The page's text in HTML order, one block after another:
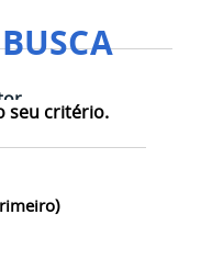
seu critério.